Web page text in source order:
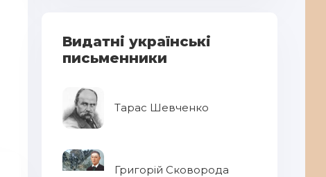
Видатні українські
письменники
Тарас Шевченко
Григорій Сковорода